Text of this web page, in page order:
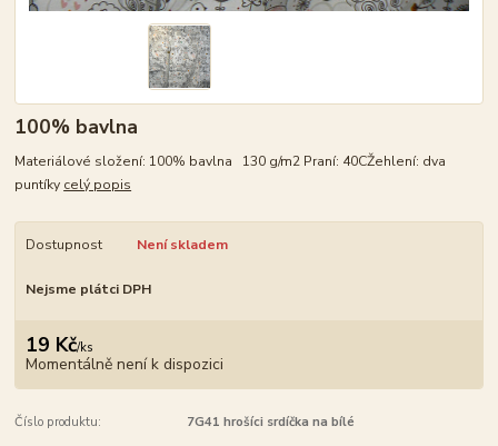
100% bavlna
Materiálové složení: 100% bavlna 130 g/m2 Praní: 40CŽehlení: dva
puntíky celý popis
Dostupnost Není skladem
Nejsme plátci DPH
19 Kč/ks
Momentálně není k dispozici
Číslo produktu: 7G41 hrošíci srdíčka na bílé